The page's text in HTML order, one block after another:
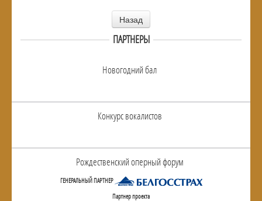
Назад
ПАРТНЕРЫ
Новогодний бал
Конкурс вокалистов
Рождественский оперный форум
ГЕНЕРАЛЬНЫЙ ПАРТНЕР
Партнер проекта